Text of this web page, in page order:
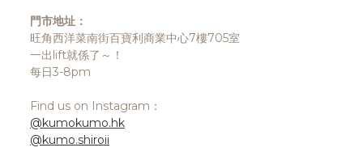
門市地址：
旺角西洋菜南街百寶利商業中心7樓705室
一出lift就係了～！
每日3-8pm
Find us on Instagram：
@kumokumo.hk
@kumo.shiroii